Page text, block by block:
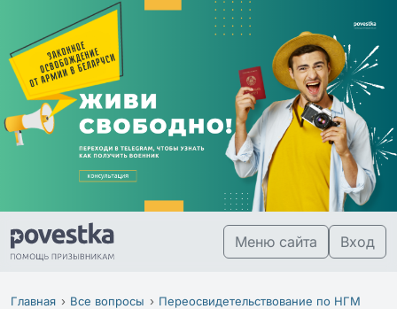
Меню сайта Вход
Главная Все вопросы
Переосвидетельствование по НГМ